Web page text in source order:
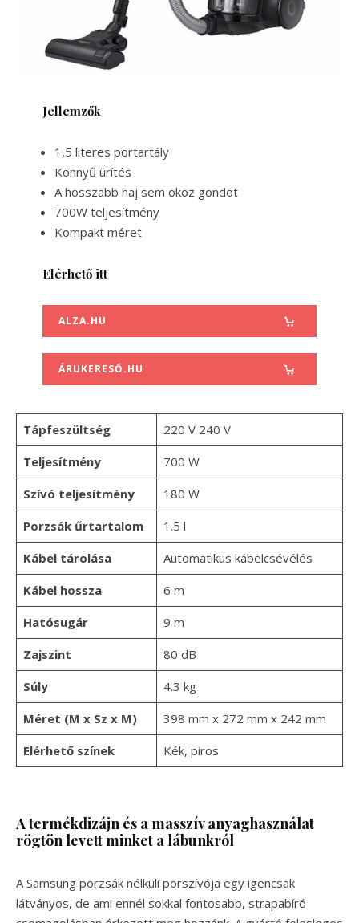
Jellemzők
1,5 literes portartály
Könnyű ürítés
A hosszabb haj sem okoz gondot
700W teljesítmény
Kompakt méret
Elérhető itt
ALZA.HU
ÁRUKERESŐ.HU
Tápfeszültség
220 V 240 V
Teljesítmény
700 W
Szívó teljesítmény
180 W
Porzsák űrtartalom
1.5 l
Kábel tárolása
Automatikus kábelcsévélés
Kábel hossza
6 m
Hatósugár
9 m
Zajszint
80 dB
Súly
4.3 kg
Méret (M x Sz x M)
398 mm x 272 mm x 242 mm
Elérhető színek
Kék, piros
A termékdizájn és a masszív anyaghasználat
rögtön levett minket a lábunkról
A Samsung porzsák nélküli porszívója egy igencsak
látványos, de ami ennél sokkal fontosabb, strapabíró